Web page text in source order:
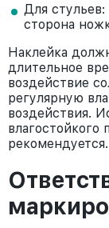
Для
сторона
Наклейка
длительное
воздействие
регулярную
воздействия.
рекомендуется.